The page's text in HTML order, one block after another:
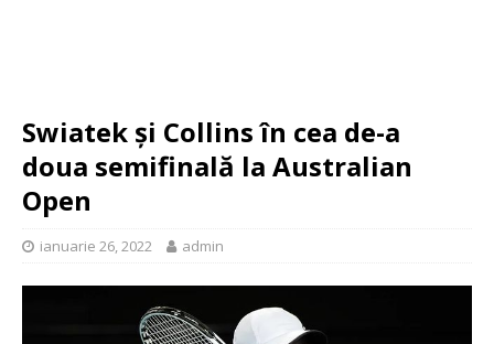
Swiatek și Collins în cea de-a
doua semifinală la Australian
Open
ianuarie 26, 2022 admin